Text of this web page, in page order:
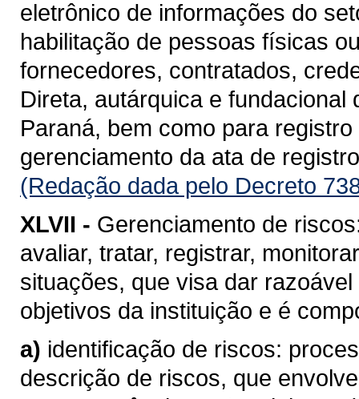
eletrônico de informações do
habilitação de pessoas físicas
fornecedores, contratados,
Direta, autárquica e
Paraná, bem como para
gerenciamento da ata de
(Redação dada pelo Decreto
XLVII - Gerenciamento de
avaliar, tratar, registrar,
situações, que visa dar
objetivos da instituição e é
a) identificação de riscos:
descrição de riscos, que